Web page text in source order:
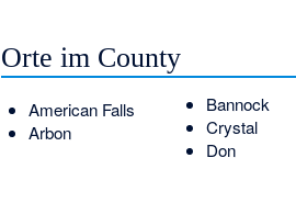
Orte im County
American Falls
Arbon
Bannock
Crystal
Don